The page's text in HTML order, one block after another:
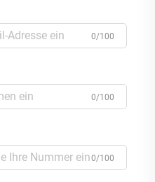
0/100
0/100
0/100